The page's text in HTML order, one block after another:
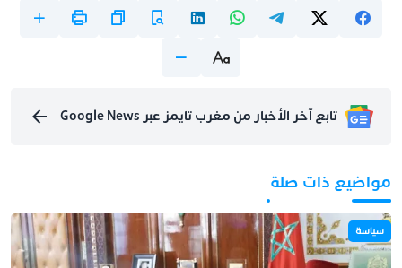
تابع آخر الأخبار من مغرب تايمز عبر Google News
مواضيع ذات صلة
سياسة